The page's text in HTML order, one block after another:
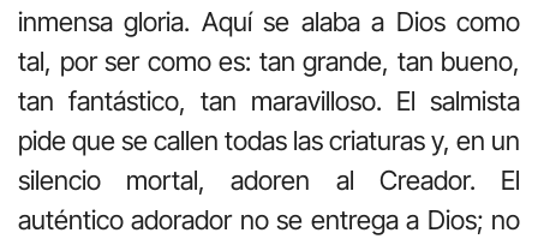
inmensa gloria. Aquí se alaba a Dios como
tal, por ser como es: tan grande, tan bueno,
tan fantástico, tan maravilloso. El salmista
pide que se callen todas las criaturas y, en un
silencio mortal, adoren al Creador. El
auténtico adorador no se entrega a Dios; no